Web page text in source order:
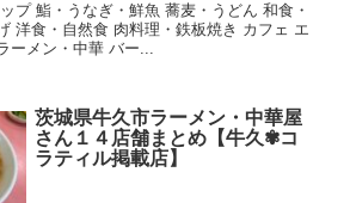
プ 鮨・うなぎ・鮮魚 蕎麦・うどん 和食・
洋食・自然食 肉料理・鉄板焼き カフェ エ
ーメン・中華 バー...
茨城県牛久市ラーメン・中華屋
さん１４店舗まとめ【牛久✾コ
ラティル掲載店】